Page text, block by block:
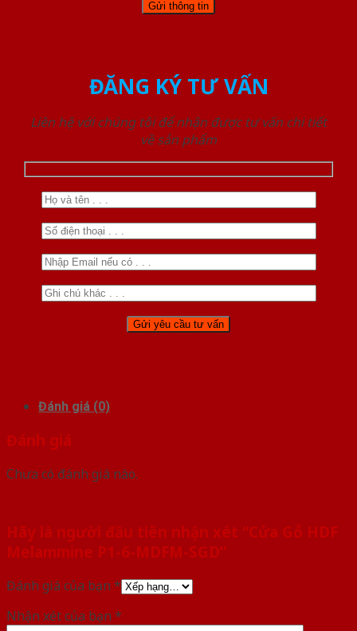
ĐĂNG KÝ TƯ VẤN
Liên hệ với chúng tôi để nhận được tư vấn chi tiết
về sản phẩm
Đánh giá (0)
Đánh giá
Chưa có đánh giá nào.
Hãy là người đầu tiên nhận xét “Cửa Gỗ HDF
Melammine P1-6-MDFM-SGD”
Đánh giá của bạn *
Nhận xét của bạn *